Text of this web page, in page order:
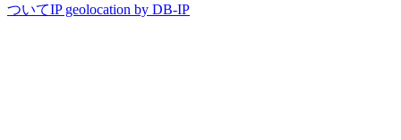
ついてIP geolocation by DB-IP